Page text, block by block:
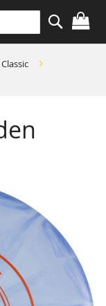
Søk
Classic